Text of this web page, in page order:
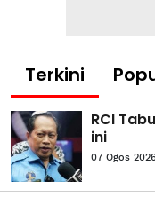
Terkini
RCI
ini
07 Ogos